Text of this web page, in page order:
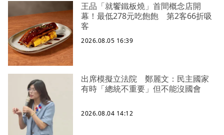
王品「就饗鐵板燒」首間概念店開
幕！最低278元吃飽飽 第2客66折吸
客
2026.08.05 16:39
出席模擬立法院 鄭麗文：民主國家
有時「總統不重要」但不能沒國會
2026.08.04 14:12